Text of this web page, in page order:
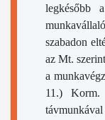
legkésőbb
szabadon
az Mt.
a
11.) Korm.
távmunkával